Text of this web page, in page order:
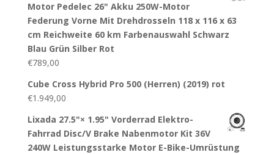
Motor Pedelec 26" Akku 250W-Motor
Federung Vorne Mit Drehdrosseln 118 x 116 x 63
cm Reichweite 60 km Farbenauswahl Schwarz
Blau Grün Silber Rot
€789,00
Cube Cross Hybrid Pro 500 (Herren) (2019) rot
€1.949,00
Lixada 27.5"× 1.95" Vorderrad Elektro-
Fahrrad Disc/V Brake Nabenmotor Kit 36V
240W Leistungsstarke Motor E-Bike-Umrüstung